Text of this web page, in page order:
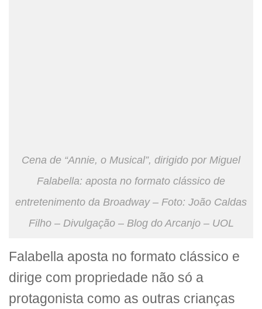
Cena de “Annie, o Musical”, dirigido por Miguel
Falabella: aposta no formato clássico de
entretenimento da Broadway – Foto: João Caldas
Filho – Divulgação – Blog do Arcanjo – UOL
Falabella aposta no formato clássico e
dirige com propriedade não só a
protagonista como as outras crianças